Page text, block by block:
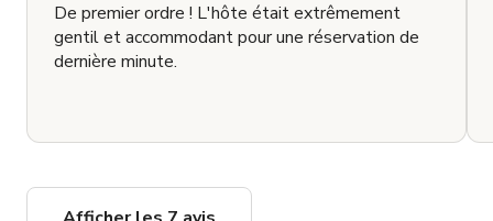
De premier ordre ! L'hôte était extrêmement
gentil et accommodant pour une réservation de
dernière minute.